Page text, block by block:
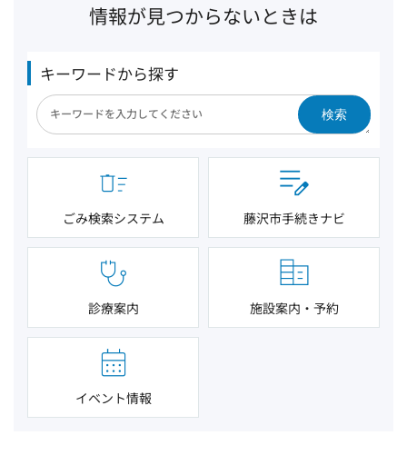
情報が見つからないときは
キーワードから探す
検索
ごみ検索システム 藤沢市手続きナビ
診療案内 施設案内・予約
イベント情報